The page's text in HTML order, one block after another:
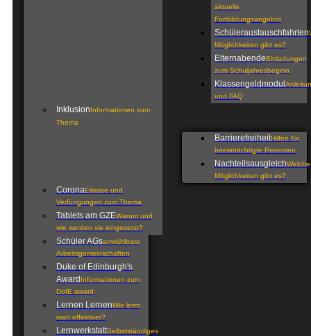
aktuelle
Fortbildungsangebot
Schüleraustauschfahrten
Möglichkeiten gibt es?
ElternabendeEinladungen
zum Schuljahresbeginn
Klassengeldmodul
und FAQ
InklusionInformationen zum
Thema
BarrierefreiheitHilfen für
beeinträchtigte Personen
NachteilsausgleichWelche
Möglichkeiten gibt es?
CoronaErlasse und
Verfüngungen zum Thema
Tablets am GZEWarum und
wie werden sie eingesetzt?
Schüler AGsanwählbare
Arbeitsgemeinschaften
Duke of Edinburgh's
Award Informationen zum
DofE award
Lernen LernenWie lernt
man effektiver?
LernwerkstattSelbstständiges